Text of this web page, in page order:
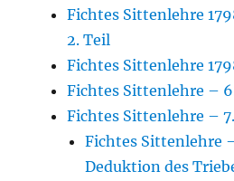
Fichtes Sittenlehre
2. Teil
Fichtes Sittenlehre
Fichtes Sittenlehre –
Fichtes Sittenlehre –
Fichtes Sittenlehre
Deduktion des